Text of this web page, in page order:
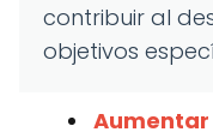
contribuir al
objetivos